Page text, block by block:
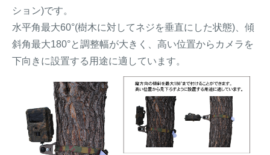
ション)です。
水平角最大60°(樹木に対してネジを垂直にした状態)、傾
斜角最大180°と調整幅が大きく、高い位置からカメラを
下向きに設置する用途に適しています。